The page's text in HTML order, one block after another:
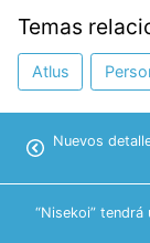
Temas
Atlus
Nuevos
“Nisekoi”